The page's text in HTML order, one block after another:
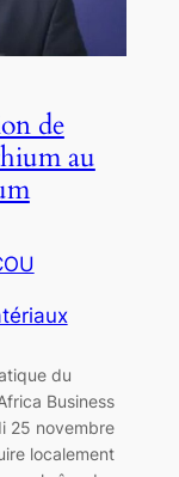
de
au
du
Business
25 novembre
localement